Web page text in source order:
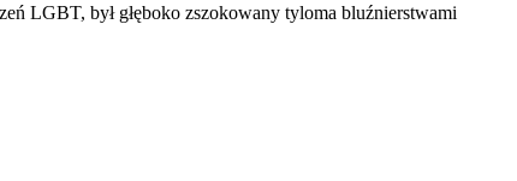
LGBT, był głęboko zszokowany tyloma bluźnierstwami